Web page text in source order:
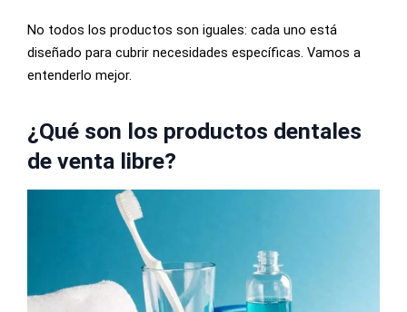
No todos los productos son iguales: cada uno está
diseñado para cubrir necesidades específicas. Vamos a
entenderlo mejor.
¿Qué son los productos dentales
de venta libre?